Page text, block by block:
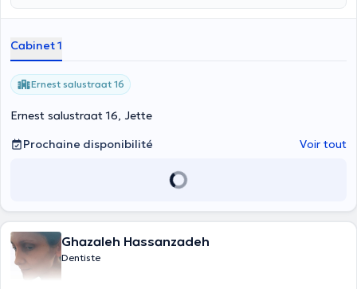
Cabinet 1
Ernest salustraat 16
Ernest salustraat 16, Jette
Prochaine disponibilité
Voir tout
Ghazaleh Hassanzadeh
Dentiste